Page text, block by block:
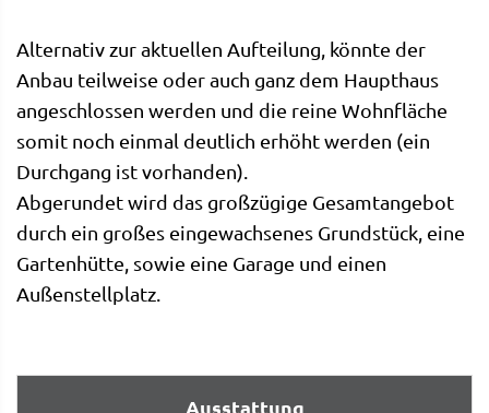
Alternativ zur aktuellen Aufteilung, könnte der
Anbau teilweise oder auch ganz dem Haupthaus
angeschlossen werden und die reine Wohnfläche
somit noch einmal deutlich erhöht werden (ein
Durchgang ist vorhanden).
Abgerundet wird das großzügige Gesamtangebot
durch ein großes eingewachsenes Grundstück, eine
Gartenhütte, sowie eine Garage und einen
Außenstellplatz.
Ausstattung